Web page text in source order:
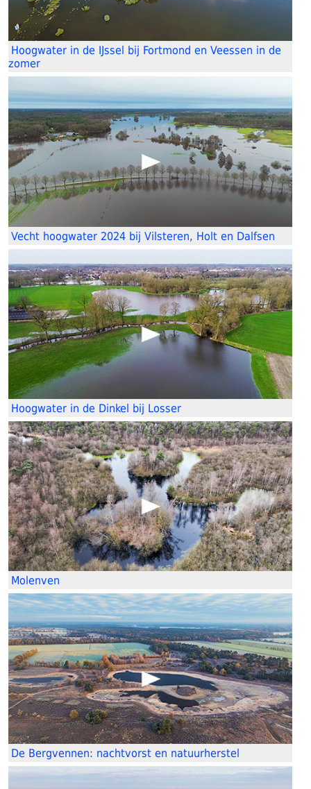
Hoogwater in de IJssel bij Fortmond en Veessen in de
zomer
Vecht hoogwater 2024 bij Vilsteren, Holt en Dalfsen
Hoogwater in de Dinkel bij Losser
Molenven
De Bergvennen: nachtvorst en natuurherstel